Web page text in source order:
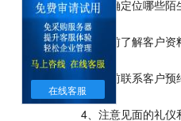
在线客服
1、准确定位哪些陌
2、提前了解客户资
3、提前联系客户预
4、注意见面的礼仪